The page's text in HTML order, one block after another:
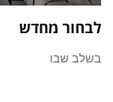
לבחור מחדש
בשלב שבו